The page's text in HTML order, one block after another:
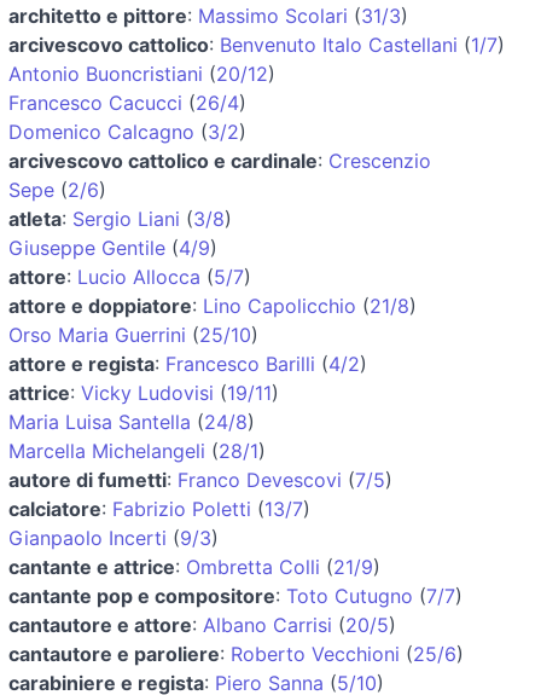
architetto e pittore: Massimo Scolari (31/3)
arcivescovo cattolico: Benvenuto Italo Castellani (1/7)
Antonio Buoncristiani (20/12)
Francesco Cacucci (26/4)
Domenico Calcagno (3/2)
arcivescovo cattolico e cardinale: Crescenzio
Sepe (2/6)
atleta: Sergio Liani (3/8)
Giuseppe Gentile (4/9)
attore: Lucio Allocca (5/7)
attore e doppiatore: Lino Capolicchio (21/8)
Orso Maria Guerrini (25/10)
attore e regista: Francesco Barilli (4/2)
attrice: Vicky Ludovisi (19/11)
Maria Luisa Santella (24/8)
Marcella Michelangeli (28/1)
autore di fumetti: Franco Devescovi (7/5)
calciatore: Fabrizio Poletti (13/7)
Gianpaolo Incerti (9/3)
cantante e attrice: Ombretta Colli (21/9)
cantante pop e compositore: Toto Cutugno (7/7)
cantautore e attore: Albano Carrisi (20/5)
cantautore e paroliere: Roberto Vecchioni (25/6)
carabiniere e regista: Piero Sanna (5/10)